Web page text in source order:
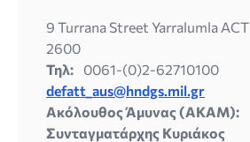
9 Turrana Street Yarralumla ACT
2600
Τηλ:
0061-(0)2-62710100
defatt_aus@hndgs.mil.gr
Ακόλουθος Άμυνας (ΑΚΑΜ):
Συνταγματάρχης Κυριάκος